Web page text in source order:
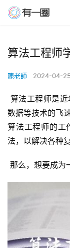
算法工程师
陳老師 2024-04-
数据等技术的飞
算法工程师的工
法，以解决各种
那么，想要成为